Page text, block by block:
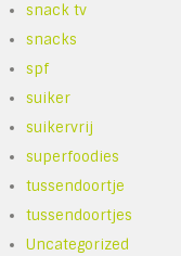
snack tv
snacks
spf
suiker
suikervrij
superfoodies
tussendoortje
tussendoortjes
Uncategorized